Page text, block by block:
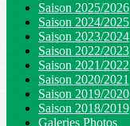
Saison 2025/2026
Saison 2024/2025
Saison 2023/2024
Saison 2022/2023
Saison 2021/2022
Saison 2020/2021
Saison 2019/2020
Saison 2018/2019
Galeries Photos